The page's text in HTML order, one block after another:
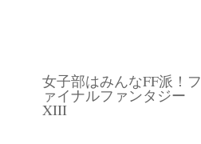
女子部はみんなFF派！フ
ァイナルファンタジー
XIII